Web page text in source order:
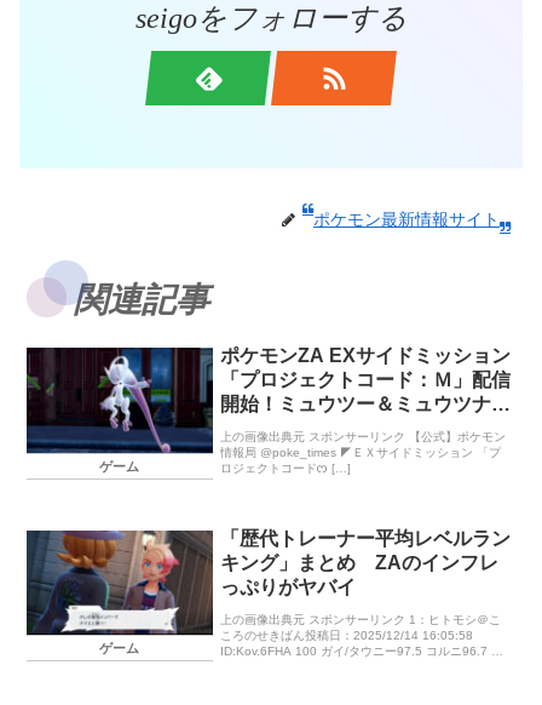
seigoをフォローする
ポケモン最新情報サイト
関連記事
ゲーム
ポケモンZA EXサイドミッション
「プロジェクトコード：Ｍ」配信
開始！ミュウツー＆ミュウツナイ
トXYをゲットできる
上の画像出典元 スポンサーリンク 【公式】ポケモン
情報局 @poke_times ◤ＥＸサイドミッション 「プ
ロジェクトコードᦂ […]
ゲーム
「歴代トレーナー平均レベルラン
キング」まとめ ZAのインフレ
っぷりがヤバイ
上の画像出典元 スポンサーリンク 1：ヒトモシ＠こ
ころのせきばん投稿日：2025/12/14 16:05:58
ID:Kov.6FHA 100 ガイ/タウニー97.5 コルニ96.7 マ